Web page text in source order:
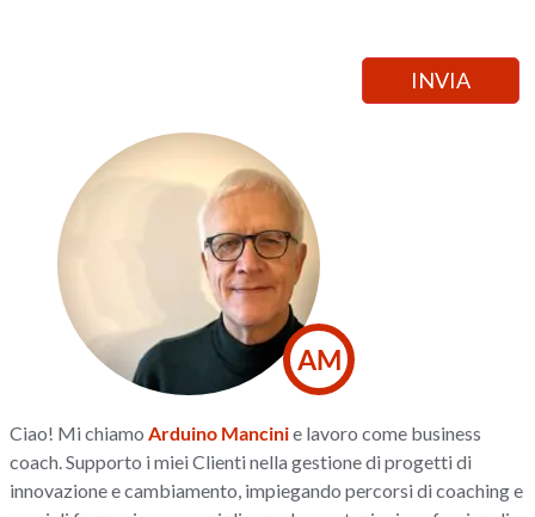
AM
Ciao! Mi chiamo Arduino Mancinie lavoro come business
coach. Supporto i miei Clienti nella gestione di progetti di
innovazione e cambiamento, impiegando percorsi di coaching e